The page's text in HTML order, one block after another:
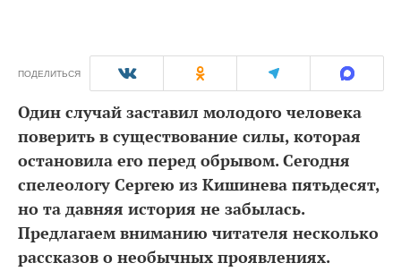
ПОДЕЛИТЬСЯ
Один случай заставил молодого человека
поверить в существование силы, которая
остановила его перед обрывом. Сегодня
спелеологу Сергею из Кишинева пятьдесят,
но та давняя история не забылась.
Предлагаем вниманию читателя несколько
рассказов о необычных проявлениях.